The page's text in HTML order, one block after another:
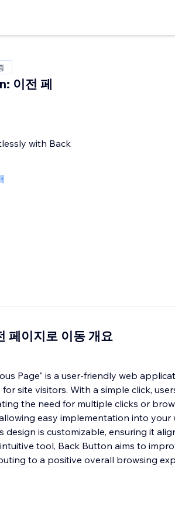
이전 페
with Back
페이지로 이동 개요
Page" is a user-friendly web
site visitors. With a simple click,
the need for multiple clicks or
easy implementation into
is customizable, ensuring it
tool, Back Button aims to
to a positive overall browsing